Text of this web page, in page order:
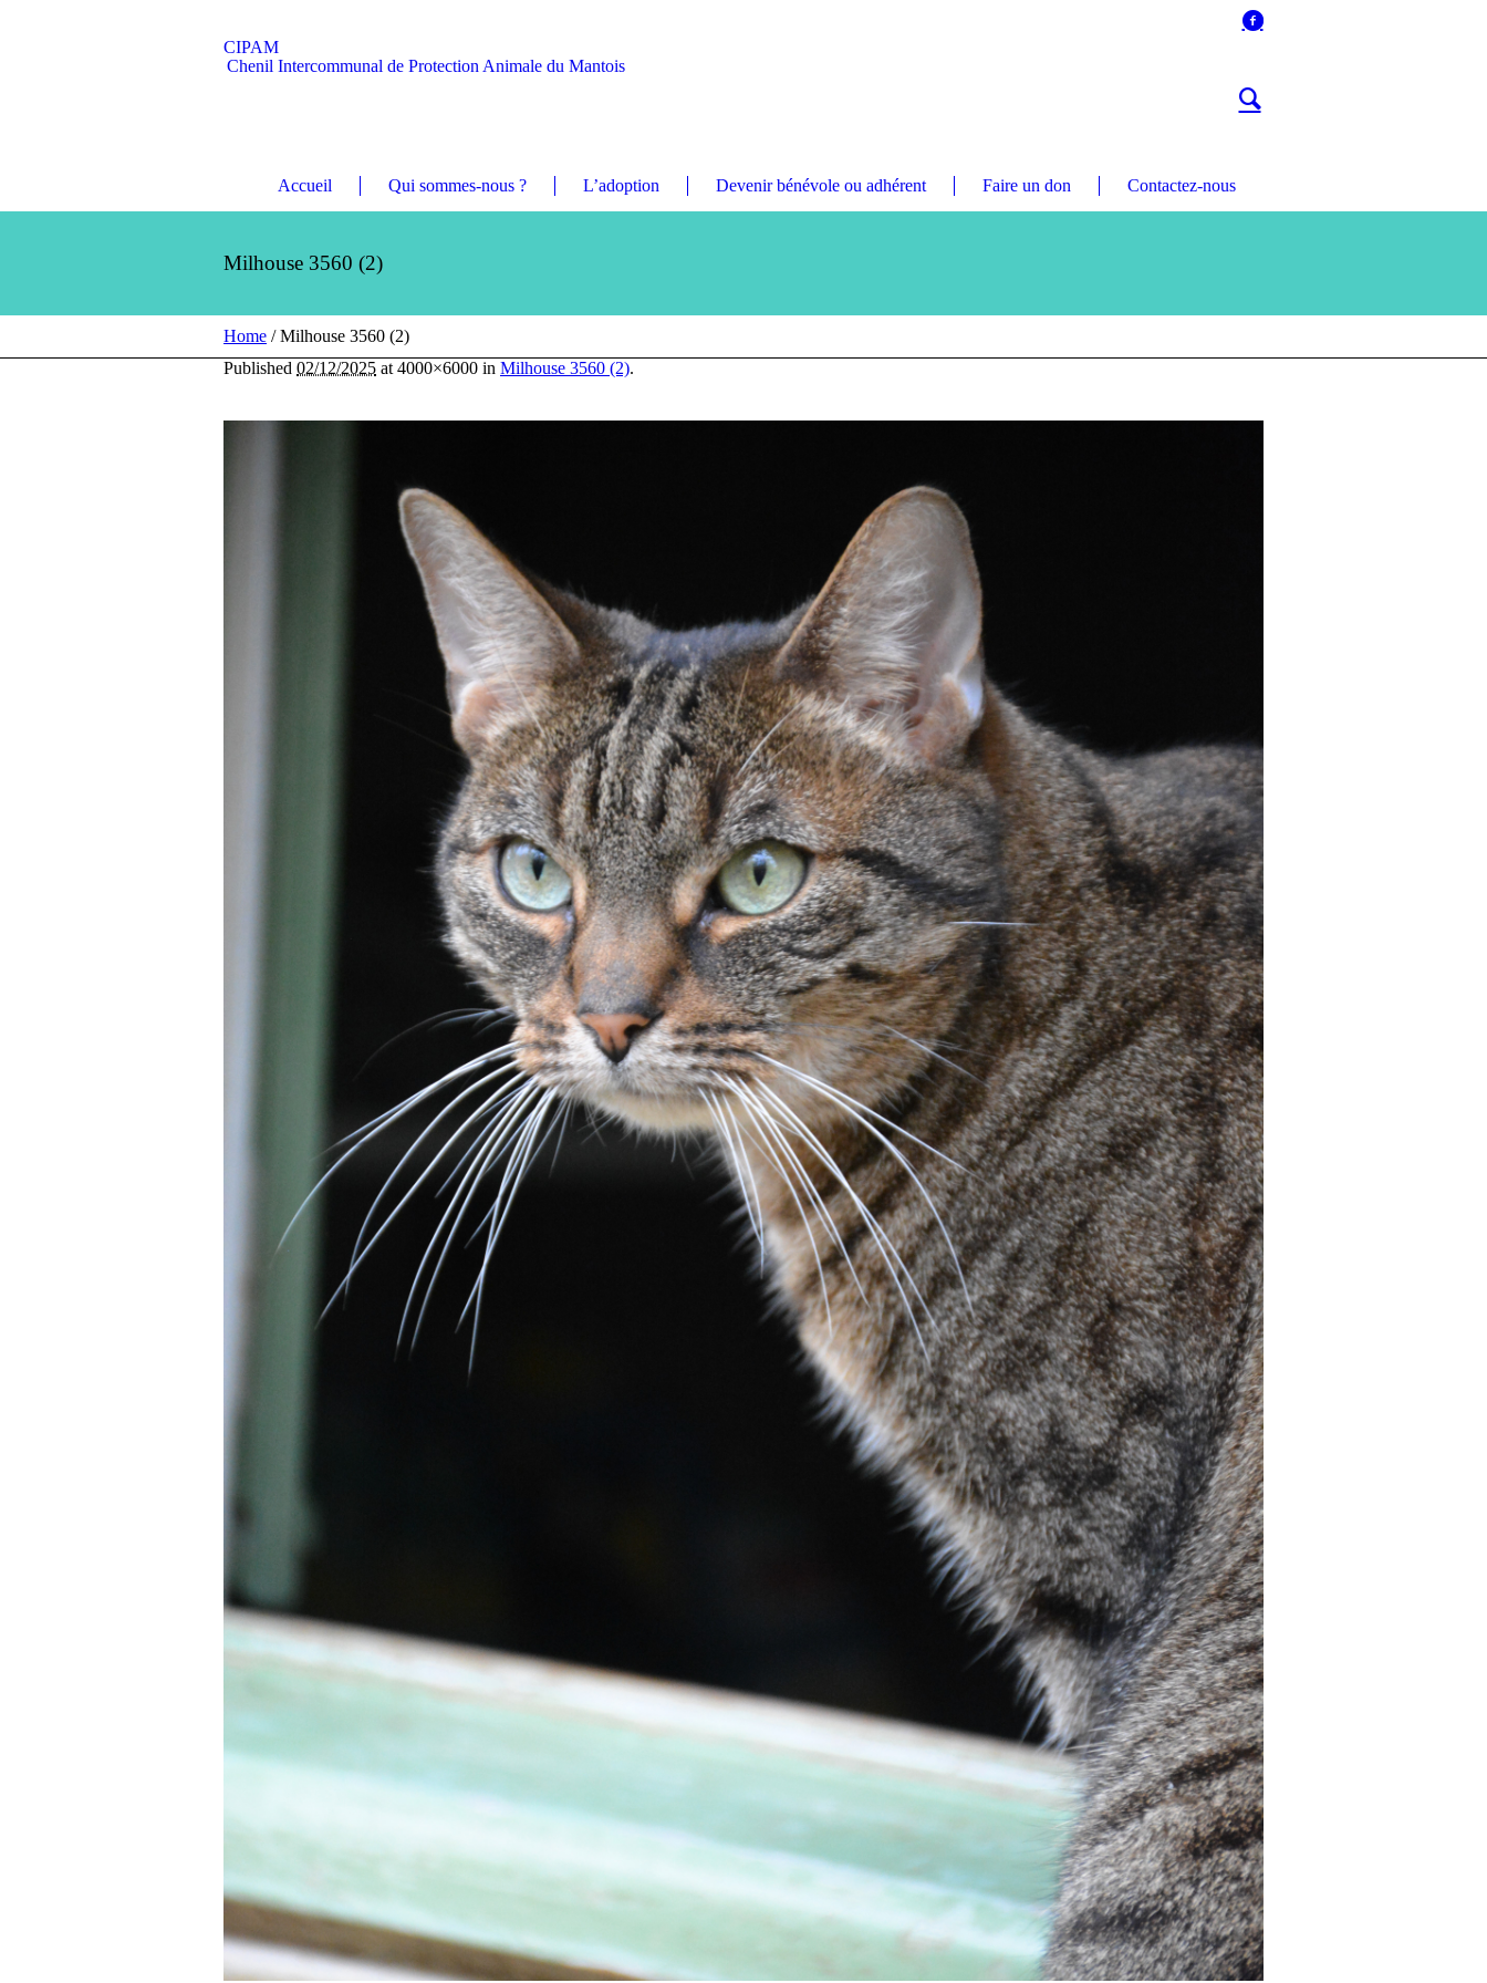
CIPAM
Chenil Intercommunal de Protection Animale du Mantois
Accueil Qui sommes-nous ? L’adoption Devenir bénévole ou adhérent Faire un don Contactez-nous
Milhouse 3560 (2)
Home /Milhouse 3560 (2)
Published 02/12/2025 at 4000×6000 in Milhouse 3560 (2).